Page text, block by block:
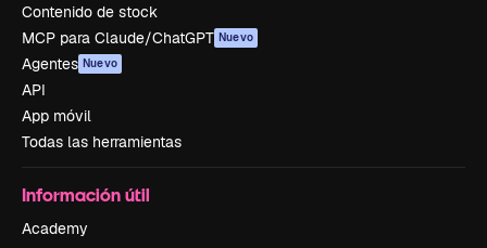
Contenido de stock
MCP para Claude/ChatGPT Nuevo
Agentes Nuevo
API
App móvil
Todas las herramientas
Información útil
Academy